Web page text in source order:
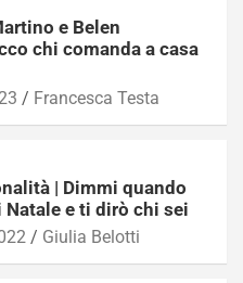
e Belen
chi comanda a casa
Francesca Testa
| Dimmi quando
Natale e ti dirò chi sei
Giulia Belotti